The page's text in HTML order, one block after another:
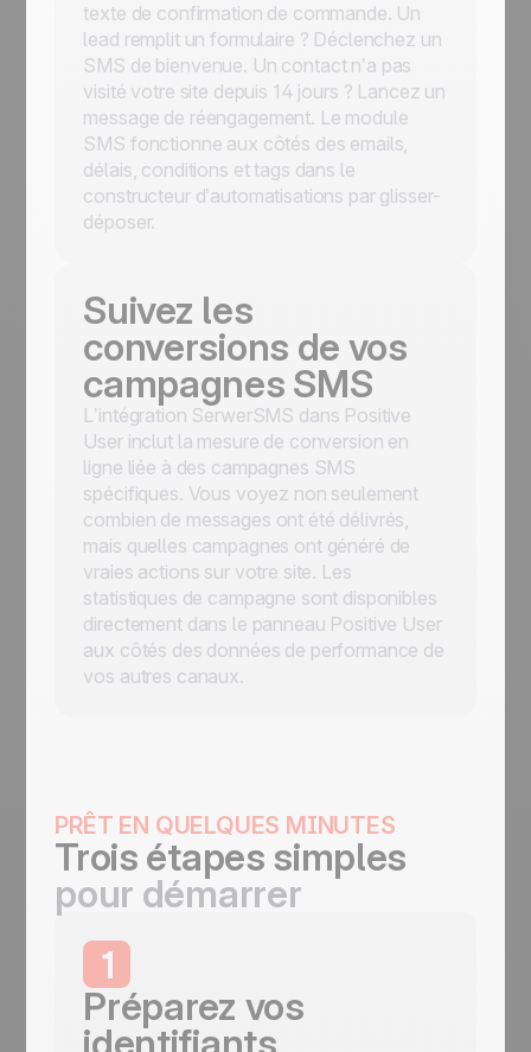
texte de confirmation de commande. Un
lead remplit un formulaire ? Déclenchez un
SMS de bienvenue. Un contact n’a pas
visité votre site depuis 14 jours ? Lancez un
message de réengagement. Le module
SMS fonctionne aux côtés des emails,
délais, conditions et tags dans le
constructeur d’automatisations par glisser-
déposer.
Suivez les
conversions de vos
campagnes SMS
L’intégration SerwerSMS dans Positive
User inclut la mesure de conversion en
ligne liée à des campagnes SMS
spécifiques. Vous voyez non seulement
combien de messages ont été délivrés,
mais quelles campagnes ont généré de
vraies actions sur votre site. Les
statistiques de campagne sont disponibles
directement dans le panneau Positive User
aux côtés des données de performance de
vos autres canaux.
PRÊT EN QUELQUES MINUTES
Trois étapes simples
pour démarrer
1
Préparez vos